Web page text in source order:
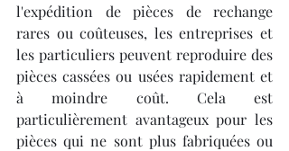
l'expédition de pièces de rechange
rares ou coûteuses, les entreprises et
les particuliers peuvent reproduire des
pièces cassées ou usées rapidement et
à moindre coût. Cela est
particulièrement avantageux pour les
pièces qui ne sont plus fabriquées ou